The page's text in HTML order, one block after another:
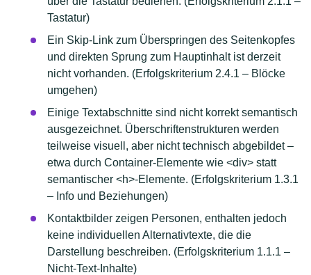
Tastatur)
Ein Skip-Link zum Überspringen des Seitenkopfes
und direkten Sprung zum Hauptinhalt ist derzeit
nicht vorhanden. (Erfolgskriterium 2.4.1 – Blöcke
umgehen)
Einige Textabschnitte sind nicht korrekt semantisch
ausgezeichnet. Überschriftenstrukturen werden
teilweise visuell, aber nicht technisch abgebildet –
etwa durch Container-Elemente wie <div> statt
semantischer <h>-Elemente. (Erfolgskriterium 1.3.1
– Info und Beziehungen)
Kontaktbilder zeigen Personen, enthalten jedoch
keine individuellen Alternativtexte, die die
Darstellung beschreiben. (Erfolgskriterium 1.1.1 –
Nicht-Text-Inhalte)